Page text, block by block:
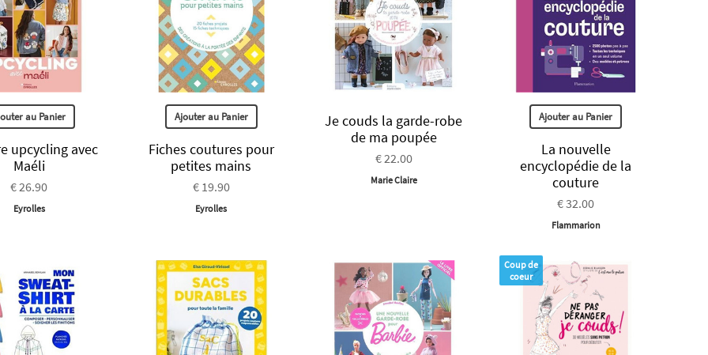
au Panier
upcycling avec
Maéli
€ 26.90
Eyrolles
Ajouter au Panier
Fiches coutures pour
petites mains
€ 19.90
Eyrolles
Je couds la garde-robe
de ma poupée
€ 22.00
Marie Claire
Ajouter au Panier
La nouvelle
encyclopédie de la
couture
€ 32.00
Flammarion
Coup de
coeur